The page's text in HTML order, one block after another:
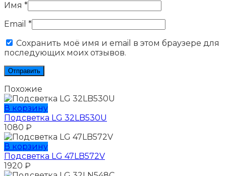
Имя *
Email *
Сохранить моё имя и email в этом браузере для
последующих моих отзывов.
Похожие
В корзину
Подсветка LG 32LB530U
1080 ₽
В корзину
Подсветка LG 47LB572V
1920 ₽